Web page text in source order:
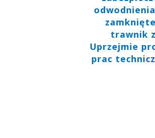
trawnik
Uprzejmie
prac